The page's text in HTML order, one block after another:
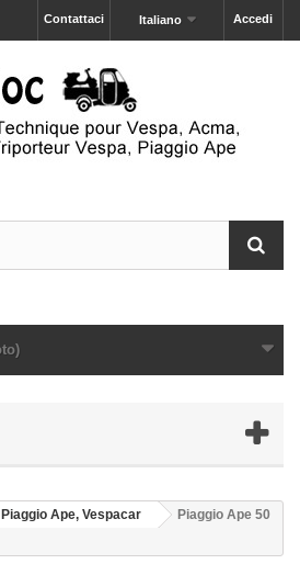
Accedi
Italiano
Contattaci
Ape, Vespacar
Piaggio Ape 50